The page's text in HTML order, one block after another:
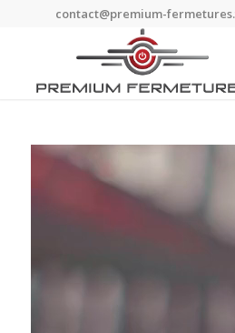
contact@premium-